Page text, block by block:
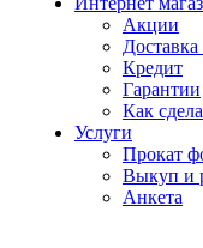
Акции
Доставка
Кредит
Гарантии
Как
Услуги
Прокат
Выкуп и
Анкета